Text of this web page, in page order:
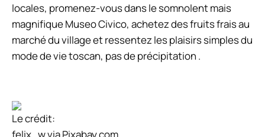
locales, promenez-vous dans le somnolent mais
magnifique Museo Civico, achetez des fruits frais au
marché du village et ressentez les plaisirs simples du
mode de vie toscan, pas de précipitation .
Le crédit: